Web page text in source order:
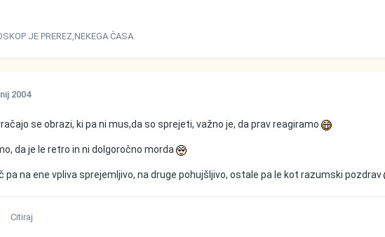
JE PREREZ,NEKEGA ČASA.
2004
se obrazi, ki pa ni mus,da so sprejeti, važno je, da prav reagiramo
da je le retro in ni dolgoročno morda
pa na ene vpliva sprejemljivo, na druge pohujšljivo, ostale pa le kot razumski pozdrav
Citiraj